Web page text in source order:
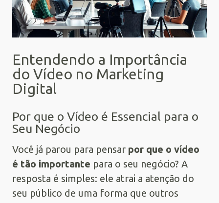
Entendendo a Importância
do Vídeo no Marketing
Digital
Por que o Vídeo é Essencial para o
Seu Negócio
Você já parou para pensar por que o vídeo
é tão importante para o seu negócio? A
resposta é simples: ele atrai a atenção do
seu público de uma forma que outros